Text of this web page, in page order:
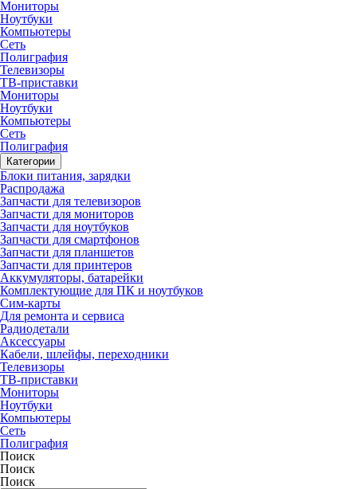
Мониторы
Ноутбуки
Компьютеры
Сеть
Полиграфия
Телевизоры
ТВ-приставки
Мониторы
Ноутбуки
Компьютеры
Сеть
Полиграфия
Категории
Блоки питания, зарядки
Распродажа
Запчасти для телевизоров
Запчасти для мониторов
Запчасти для ноутбуков
Запчасти для смартфонов
Запчасти для планшетов
Запчасти для принтеров
Аккумуляторы, батарейки
Комплектующие для ПК и ноутбуков
Сим-карты
Для ремонта и сервиса
Радиодетали
Аксессуары
Кабели, шлейфы, переходники
Телевизоры
ТВ-приставки
Мониторы
Ноутбуки
Компьютеры
Сеть
Полиграфия
Поиск
Поиск
Поиск